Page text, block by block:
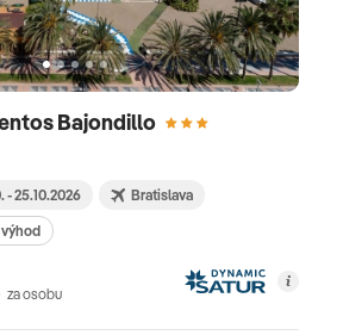
Bajondillo
- 25.10.2026 Bratislava
výhod
za osobu